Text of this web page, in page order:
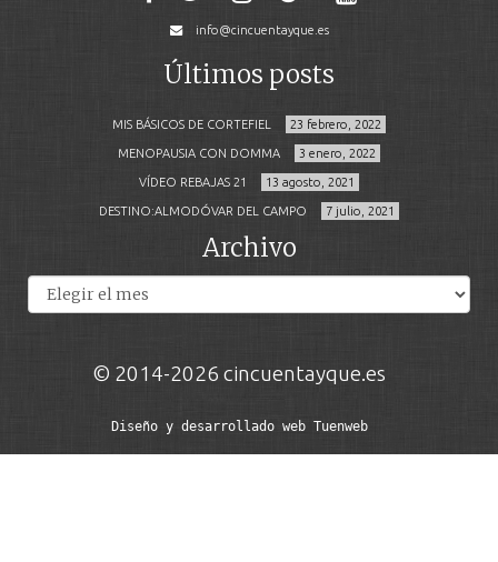
info@cincuentayque.es
Últimos posts
MIS BÁSICOS DE CORTEFIEL 23 febrero, 2022
MENOPAUSIA CON DOMMA 3 enero, 2022
VÍDEO REBAJAS 21 13 agosto, 2021
DESTINO:ALMODÓVAR DEL CAMPO 7 julio, 2021
Archivo
© 2014-2026 cincuentayque.es
Diseño y desarrollado web Tuenweb